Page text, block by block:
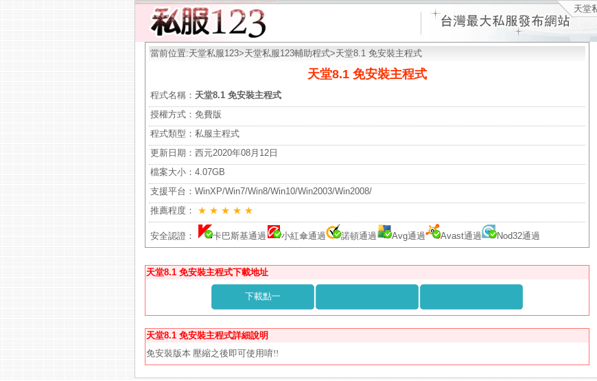
天堂
當前位置:天堂私服123>天堂私服123輔助程式>天堂8.1 免安裝主程式
天堂8.1 免安裝主程式
程式名稱： 天堂8.1 免安裝主程式
授權方式：免費版
程式類型：私服主程式
更新日期：西元2020年08月12日
檔案大小：4.07GB
支援平台：WinXP/Win7/Win8/Win10/Win2003/Win2008/
推薦程度： ★ ★ ★ ★ ★
安全認證： 卡巴斯基通過 小紅傘通過 諾頓通過 Avg通過 Avast通過 Nod32通過
天堂8.1 免安裝主程式下載地址
下載點一
天堂8.1 免安裝主程式詳細說明
免安裝版本 壓縮之後即可使用唷!!